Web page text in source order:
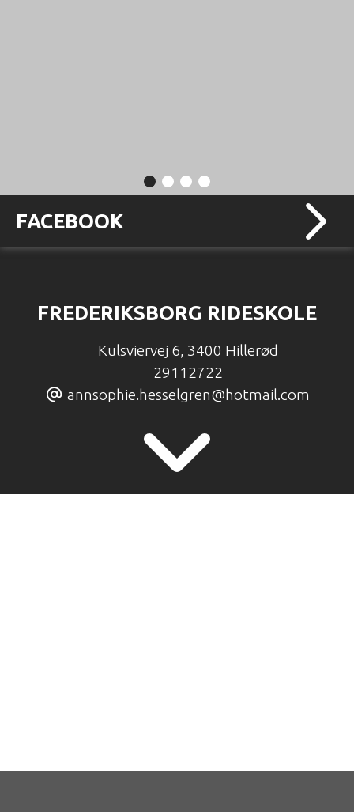
FACEBOOK
FREDERIKSBORG RIDESKOLE
Kulsviervej 6, 3400 Hillerød
29112722
annsophie.hesselgren@hotmail.com